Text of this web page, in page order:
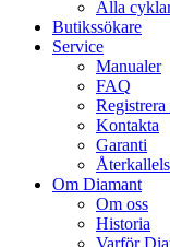
Alla
Butikssökare
Service
Manualer
FAQ
Kontakta
Garanti
Om Diamant
Om oss
Historia
Varför